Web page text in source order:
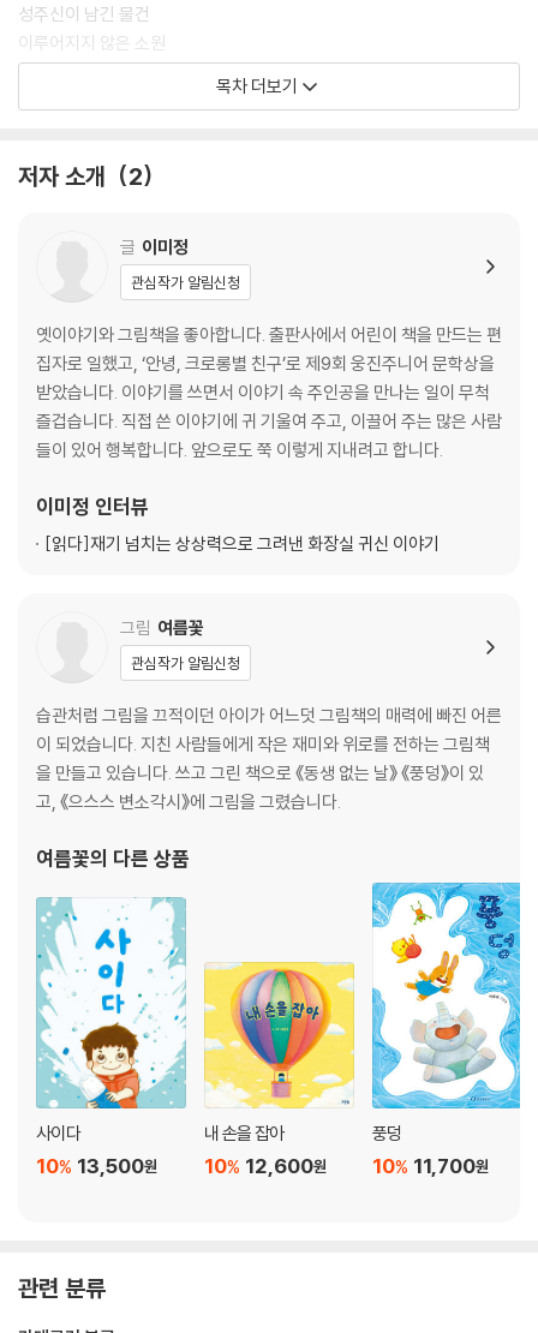
성주신이 남긴 물건
이루어지지 않은 소원
은그릇과 환생꽃
목차 더보기
저자 소개 2
글 이미정
관심작가 알림신청
옛이야기와 그림책을 좋아합니다. 출판사에서 어린이 책을 만드는 편
집자로 일했고, ‘안녕, 크로롱별 친구’로 제9회 웅진주니어 문학상을
받았습니다. 이야기를 쓰면서 이야기 속 주인공을 만나는 일이 무척
즐겁습니다. 직접 쓴 이야기에 귀 기울여 주고, 이끌어 주는 많은 사람
들이 있어 행복합니다. 앞으로도 쭉 이렇게 지내려고 합니다.
이미정 인터뷰
[읽다]재기 넘치는 상상력으로 그려낸 화장실 귀신 이야기
그림 여름꽃
관심작가 알림신청
습관처럼 그림을 끄적이던 아이가 어느덧 그림책의 매력에 빠진 어른
이 되었습니다. 지친 사람들에게 작은 재미와 위로를 전하는 그림책
을 만들고 있습니다. 쓰고 그린 책으로 《동생 없는 날》 《풍덩》이 있
고, 《으스스 변소각시》에 그림을 그렸습니다.
여름꽃의 다른 상품
사이다
13,500원
10%
내 손을 잡아
12,600원
10%
풍덩
11,700원
10%
관련 분류